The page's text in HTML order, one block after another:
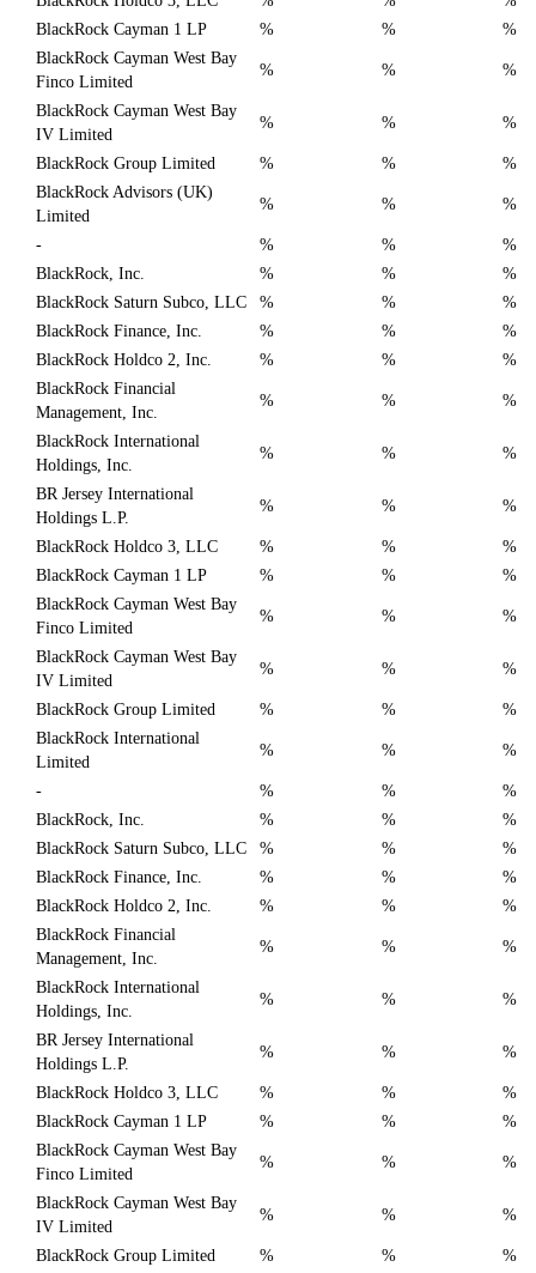
BlackRock Cayman 1 LP
% %
%
BlackRock Cayman West Bay
Finco Limited
% % %
BlackRock Cayman West Bay
IV Limited
% % %
BlackRock Group Limited % %
%
BlackRock Advisors (UK)
Limited
% % %
- % %
%
BlackRock, Inc.
% %
%
BlackRock Saturn Subco, LLC
% %
%
BlackRock Finance, Inc.
% %
%
BlackRock Holdco 2, Inc.
% %
%
BlackRock Financial
Management, Inc.
% % %
BlackRock International
Holdings, Inc.
% % %
BR Jersey International
Holdings L.P.
% % %
BlackRock Holdco 3, LLC % %
%
BlackRock Cayman 1 LP
% %
%
BlackRock Cayman West Bay
Finco Limited
% % %
BlackRock Cayman West Bay
IV Limited
% % %
BlackRock Group Limited % %
%
BlackRock International
Limited
% % %
- % %
%
BlackRock, Inc.
% %
%
BlackRock Saturn Subco, LLC
% %
%
BlackRock Finance, Inc.
% %
%
BlackRock Holdco 2, Inc.
% %
%
BlackRock Financial
Management, Inc.
% % %
BlackRock International
Holdings, Inc.
% % %
BR Jersey International
Holdings L.P.
% % %
BlackRock Holdco 3, LLC % %
%
BlackRock Cayman 1 LP
% %
%
BlackRock Cayman West Bay
Finco Limited
% % %
BlackRock Cayman West Bay
IV Limited
% % %
BlackRock Group Limited % %
%